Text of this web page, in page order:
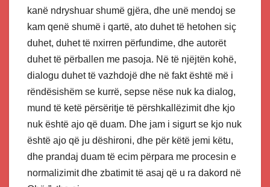
kanë ndryshuar shumë gjëra, dhe unë mendoj se
kam qenë shumë i qartë, ato duhet të hetohen siç
duhet, duhet të nxirren përfundime, dhe autorët
duhet të përballen me pasoja. Në të njëjtën kohë,
dialogu duhet të vazhdojë dhe në fakt është më i
rëndësishëm se kurrë, sepse nëse nuk ka dialog,
mund të ketë përsëritje të përshkallëzimit dhe kjo
nuk është ajo që duam. Dhe jam i sigurt se kjo nuk
është ajo që ju dëshironi, dhe për këtë jemi këtu,
dhe prandaj duam të ecim përpara me procesin e
normalizimit dhe zbatimit të asaj që u ra dakord në